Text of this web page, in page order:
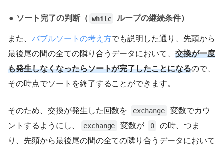
ソート完了の判断（ while ループの継続条件）
また、 バブルソートの考え方でも説明した通り、先頭から
最後尾の間の全ての隣り合うデータにおいて、 交換が一度
も発生しなくなったらソートが完了したことになるので、
その時点でソートを終了することができます。
そのため、交換が発生した回数を exchange
変数でカウ
ントするようにし、
exchange 変数が 0
の時、つま
り、先頭から最後尾の間の全ての隣り合うデータにおいて